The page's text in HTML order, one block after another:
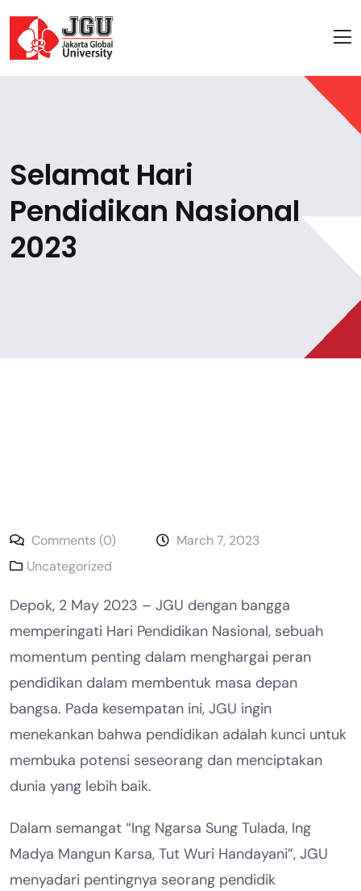
Selamat Hari
Pendidikan Nasional
2023
Comments (0)
March 7, 2023
Uncategorized
Depok, 2 May 2023 – JGU dengan bangga
memperingati Hari Pendidikan Nasional, sebuah
momentum penting dalam menghargai peran
pendidikan dalam membentuk masa depan
bangsa. Pada kesempatan ini, JGU ingin
menekankan bahwa pendidikan adalah kunci untuk
membuka potensi seseorang dan menciptakan
dunia yang lebih baik.
Dalam semangat “Ing Ngarsa Sung Tulada, Ing
Madya Mangun Karsa, Tut Wuri Handayani”, JGU
menyadari pentingnya seorang pendidik